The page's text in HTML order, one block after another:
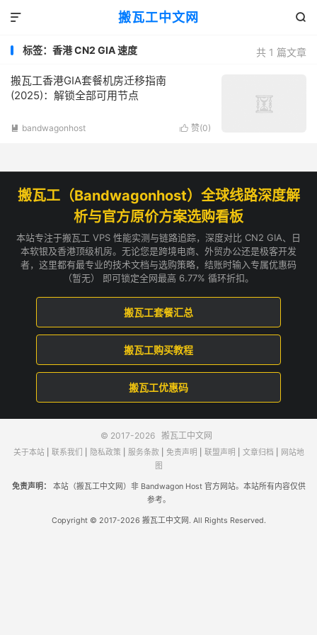
搬瓦工中文网 

共 1 篇文章
标签：香港 CN2 GIA 速度
搬瓦工香港GIA套餐机房迁移指南
(2025)：解锁全部可用节点
 赞(0)
 bandwagonhost
搬瓦工（Bandwagonhost）全球线路深度解
析与官方原价方案选购看板
本站专注于搬瓦工 VPS 性能实测与链路追踪，深度对比 CN2 GIA、日
本软银及香港顶级机房。无论您是跨境电商、外贸办公还是极客开发
者，这里都有最专业的技术文档与选购策略，结账时输入专属优惠码
（暂无） 即可锁定全网最高 6.77% 循环折扣。
搬瓦工套餐汇总
搬瓦工购买教程
搬瓦工优惠码
© 2017-2026 搬瓦工中文网
关于本站| 联系我们 隐私政策 服务条款 免责声明 联盟声明 文章归档
网站地
图
免责声明：
本站（搬瓦工中文网）非 Bandwagon Host 官方网站。本站所有内容仅供
参考。
Copyright © 2017-2026 搬瓦工中文网. All Rights Reserved.